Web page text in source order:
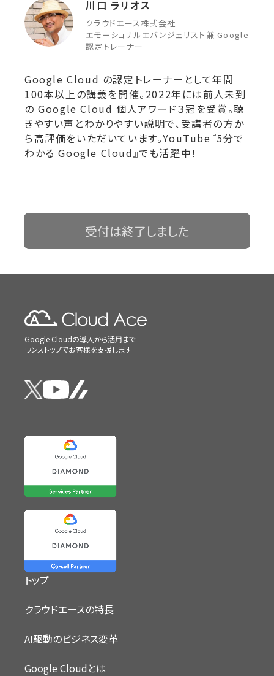
川口 ラリオス
クラウドエース株式会社
エモーショナルエバンジェリスト兼 Google
認定トレーナー
Google Cloud の認定トレーナーとして年間
100本以上の講義を開催。2022年には前人未到
の Google Cloud 個人アワード３冠を受賞。聴
きやすい声とわかりやすい説明で、受講者の方か
ら高評価をいただいています。YouTube『5分で
わかる Google Cloud』でも活躍中！
受付は終了しました
Google Cloudの導入から活用まで
ワンストップでお客様を支援します
トップ
クラウドエースの特長
AI駆動のビジネス変革
Google Cloudとは